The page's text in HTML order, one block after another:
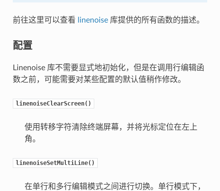
前往这里可以查看 linenoise库提供的所有函数的描述。
配置
Linenoise 库不需要显式地初始化，但是在调用行编辑函
数之前，可能需要对某些配置的默认值稍作修改。
linenoiseClearScreen()
使用转移字符清除终端屏幕，并将光标定位在左上
角。
linenoiseSetMultiLine()
在单行和多行编辑模式之间进行切换。单行模式下，